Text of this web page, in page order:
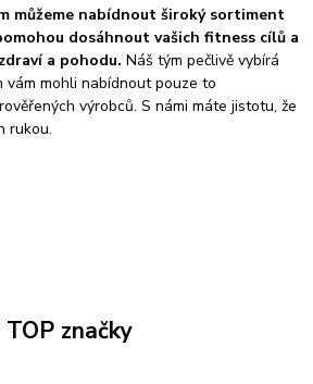
můžeme nabídnout široký sortiment
dosáhnout vašich fitness cílů a
a pohodu. Náš tým pečlivě vybírá
vám mohli nabídnout pouze to
výrobců. S námi máte jistotu, že
rukou.
TOP značky